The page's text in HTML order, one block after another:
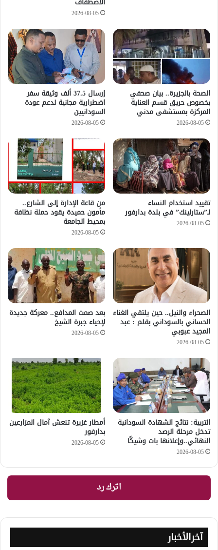
2026-08-05
الصحة بالجزيرة.. بيان صحفي
بخصوص حريق قسم العناية
المركزة بمستشفى مدني
2026-08-05
إرسال 37.5 ألف وثيقة سفر
اضطرارية مجانية لدعم عودة
السودانيين
2026-08-05
تقييد استخدام النساء
لـ”ستارلينك” في بلدة بدارفور
2026-08-05
من قاعة الإدارة إلى الشارع..
مأمون حميدة يقود حملة نظافة
بمحيط الجامعة
2026-08-05
الصحراء والنيل.. حين يلتقي الغناء
الحساني بالسوداني بقلم : عبد
المجيد عبوبي
2026-08-05
بعد صمت المدافع.. معركة جديدة
لإحياء جبرة الشيخ
2026-08-05
التربية: نتائج الشهادة السودانية
تدخل مرحلة الرصد
النهائي..وإعلانها بات وشيكًا
2026-08-05
أمطار غزيرة تنعش آمال المزارعين
بدارفور
2026-08-05
اترك رد
آخرالأخبار